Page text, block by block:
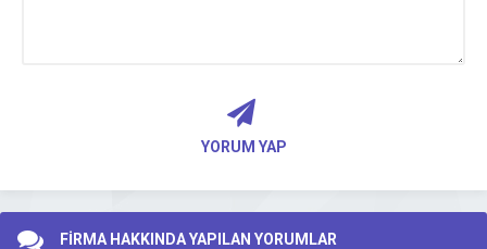
YORUM YAP
FİRMA HAKKINDA YAPILAN YORUMLAR